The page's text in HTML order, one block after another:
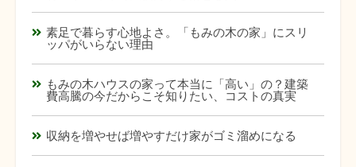
素足で暮らす心地よさ。「もみの木の家」にスリ
ッパがいらない理由
もみの木ハウスの家って本当に「高い」の？建築
費高騰の今だからこそ知りたい、コストの真実
収納を増やせば増やすだけ家がゴミ溜めになる